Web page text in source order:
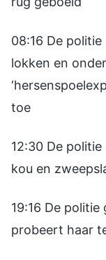
08:16 De
lokken en
toe
12:30 De
kou en
19:16 De
probeert haar